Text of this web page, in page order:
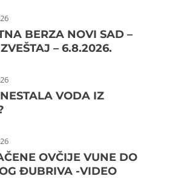
BERZA NOVI SAD –
– 6.8.2026.
VODA IZ
OVČIJE VUNE DO
ĐUBRIVA -VIDEO